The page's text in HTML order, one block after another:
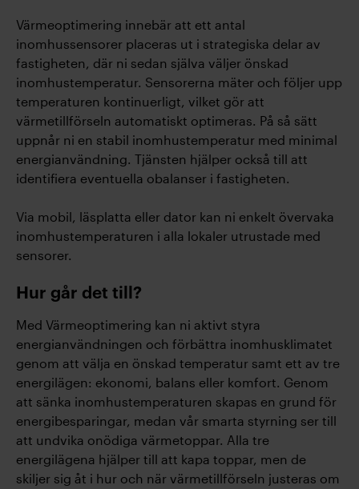
Värmeoptimering innebär att ett antal
inomhussensorer placeras ut i strategiska delar av
fastigheten, där ni sedan själva väljer önskad
inomhustemperatur. Sensorerna mäter och följer upp
temperaturen kontinuerligt, vilket gör att
värmetillförseln automatiskt optimeras. På så sätt
uppnår ni en stabil inomhustemperatur med minimal
energianvändning. Tjänsten hjälper också till att
identifiera eventuella obalanser i fastigheten.
Via mobil, läsplatta eller dator kan ni enkelt övervaka
inomhustemperaturen i alla lokaler utrustade med
sensorer.
Hur går det till?
Med Värmeoptimering kan ni aktivt styra
energianvändningen och förbättra inomhusklimatet
genom att välja en önskad temperatur samt ett av tre
energilägen: ekonomi, balans eller komfort. Genom
att sänka inomhustemperaturen skapas en grund för
energibesparingar, medan vår smarta styrning ser till
att undvika onödiga värmetoppar. Alla tre
energilägena hjälper till att kapa toppar, men de
skiljer sig åt i hur och när värmetillförseln justeras om